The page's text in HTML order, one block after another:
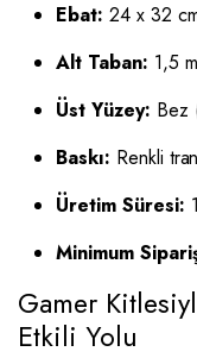
Ebat: 24 x 32
Alt Taban: 1,5
Üst Yüzey: Bez
Baskı: Renkli
Üretim Süresi:
Minimum
Gamer
Etkili Yolu